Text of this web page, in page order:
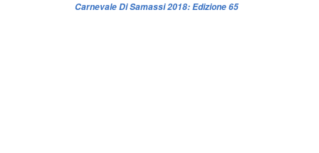
Carnevale Di Samassi 2018: Edizione 65